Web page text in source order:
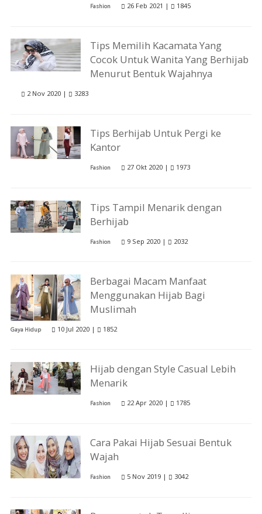
Fashion 26 Feb 2021 | 1845
Tips Memilih Kacamata Yang
Cocok Untuk Wanita Yang Berhijab
Menurut Bentuk Wajahnya
2 Nov 2020 | 3283
Tips Berhijab Untuk Pergi ke
Kantor
Fashion 27 Okt 2020 | 1973
Tips Tampil Menarik dengan
Berhijab
Fashion 9 Sep 2020 | 2032
Berbagai Macam Manfaat
Menggunakan Hijab Bagi
Muslimah
Gaya Hidup 10 Jul 2020 | 1852
Hijab dengan Style Casual Lebih
Menarik
Fashion 22 Apr 2020 | 1785
Cara Pakai Hijab Sesuai Bentuk
Wajah
Fashion 5 Nov 2019 | 3042